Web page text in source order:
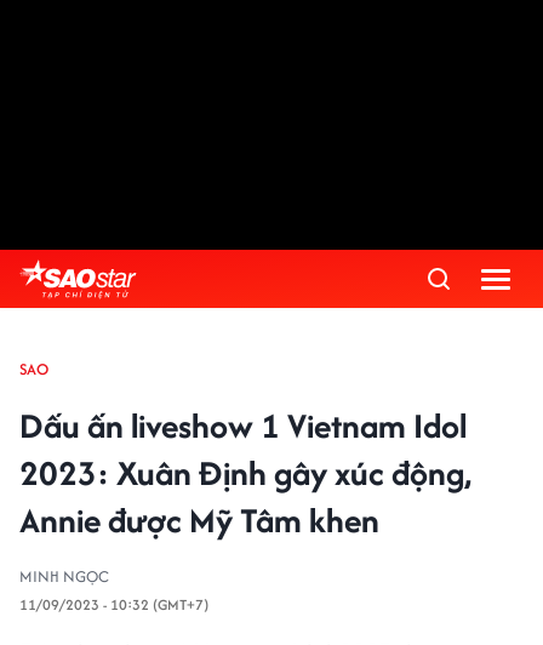
SAO
Dấu ấn liveshow 1 Vietnam Idol
2023: Xuân Định gây xúc động,
Annie được Mỹ Tâm khen
MINH NGỌC
11/09/2023 - 10:32 (GMT+7)